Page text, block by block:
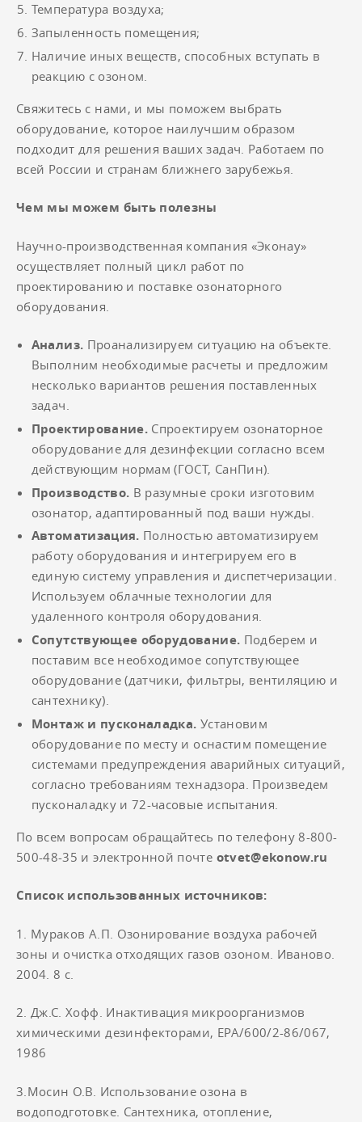
Температура воздуха;
Запыленность помещения;
Наличие иных веществ, способных вступать в
реакцию с озоном.
Свяжитесь с нами, и мы поможем выбрать
оборудование, которое наилучшим образом
подходит для решения ваших задач. Работаем по
всей России и странам ближнего зарубежья.
Чем мы можем быть полезны
Научно-производственная компания «Эконау»
осуществляет полный цикл работ по
проектированию и поставке озонаторного
оборудования.
Анализ. Проанализируем ситуацию на объекте.
Выполним необходимые расчеты и предложим
несколько вариантов решения поставленных
задач.
Проектирование. Спроектируем озонаторное
оборудование для дезинфекции согласно всем
действующим нормам (ГОСТ, СанПин).
Производство. В разумные сроки изготовим
озонатор, адаптированный под ваши нужды.
Автоматизация. Полностью автоматизируем
работу оборудования и интегрируем его в
единую систему управления и диспетчеризации.
Используем облачные технологии для
удаленного контроля оборудования.
Сопутствующее оборудование. Подберем и
поставим все необходимое сопутствующее
оборудование (датчики, фильтры, вентиляцию и
сантехнику).
Монтаж и пусконаладка. Установим
оборудование по месту и оснастим помещение
системами предупреждения аварийных ситуаций,
согласно требованиям технадзора. Произведем
пусконаладку и 72-часовые испытания.
По всем вопросам обращайтесь по телефону 8-800-
500-48-35 и электронной почте otvet@ekonow.ru
Список использованных источников:
1. Мураков А.П. Озонирование воздуха рабочей
зоны и очистка отходящих газов озоном. Иваново.
2004. 8 с.
2. Дж.С. Хофф. Инактивация микроорганизмов
химическими дезинфекторами, EPA/600/2-86/067,
1986
3.​Мосин О.В. Использование озона в
водоподготовке. Сантехника, отопление,